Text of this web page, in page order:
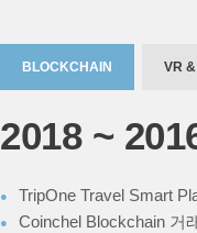
BLOCKCHAIN VR
2018 ~
TripOne Travel Smart
Coinchel Blockchain 거